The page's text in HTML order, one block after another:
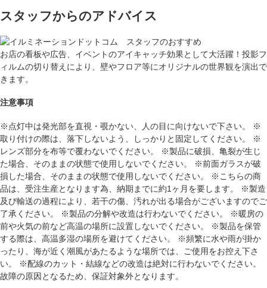
スタッフからのアドバイス
お店の看板や広告、イベントのアイキャッチ効果として大活躍！投影フ
ィルムの切り替えにより、壁やフロア等にオリジナルの世界観を演出で
きます。
注意事項
※点灯中は発光部を直視・覗かない、人の目に向けないで下さい。 ※
取り付けの際は、落下しないよう、しっかりと固定してください。 ※
レンズ部分を布等で覆わないでください。 ※製品に破損、亀裂が生じ
た場合、そのままの状態で使用しないでください。 ※前面ガラスが破
損した場合、そのままの状態で使用しないでください。 ※こちらの商
品は、受注生産となります為、納期までに約1ヶ月を要します。 ※製造
及び輸送の過程により、若干の傷、汚れが出る場合がございますのでご
了承ください。 ※製品の分解や改造は行わないでください。 ※暖房の
前や火気の前など高温の場所に設置しないでください。 ※製品を保管
する際は、高温多湿の場所を避けてください。 ※頻繁に水や雨が掛か
ったり、海が近く潮風があたるような場所では、ご使用をお控え下さ
い。 ※配線のカット・結線などの改造は絶対に行わないでください。
故障の原因となるため、保証対象外となります。